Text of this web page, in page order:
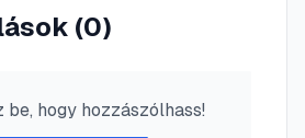
(0)
hogy hozzászólhass!